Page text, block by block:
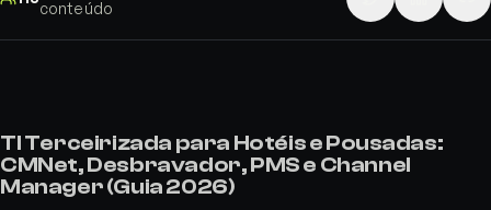
conteúdo
TI Terceirizada para Hotéis e Pousadas:
CMNet, Desbravador, PMS e Channel
Manager (Guia 2026)